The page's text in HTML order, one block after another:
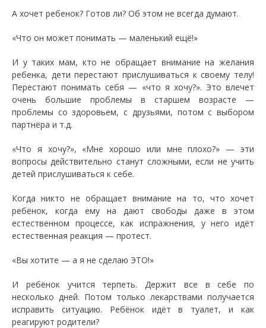
А хочет ребенок? Готов ли? Об этом не всегда думают.
«Что он может понимать — маленький ещё!»
И у таких мам, кто не обращает внимание на желания
ребенка, дети перестают прислушиваться к своему телу!
Перестают понимать себя — «что я хочу?». Это влечет
очень большие проблемы в старшем возрасте —
проблемы со здоровьем, с друзьями, потом с выбором
партнёра и т.д.
«Что я хочу?», «Мне хорошо или мне плохо?» — эти
вопросы действительно станут сложными, если не учить
детей прислушиваться к себе.
Когда никто не обращает внимание на то, что хочет
ребёнок, когда ему на дают свободы даже в этом
естественном процессе, как испражнения, у него идёт
естественная реакция — протест.
«Вы хотите — а я не сделаю ЭТО!»
И ребёнок учится терпеть. Держит все в себе по
несколько дней. Потом только лекарствами получается
исправить ситуацию. Ребёнок идёт в туалет, и как
реагируют родители?